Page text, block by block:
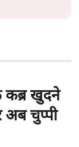
कब्र खुदने
अब चुप्पी